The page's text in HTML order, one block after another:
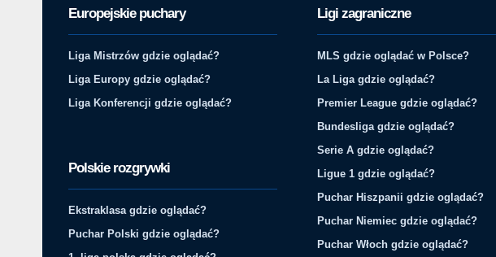
Europejskie puchary
Liga Mistrzów gdzie oglądać?
Liga Europy gdzie oglądać?
Liga Konferencji gdzie oglądać?
Polskie rozgrywki
Ekstraklasa gdzie oglądać?
Puchar Polski gdzie oglądać?
Ligi zagraniczne
MLS gdzie oglądać w Polsce?
La Liga gdzie oglądać?
Premier League gdzie oglądać?
Bundesliga gdzie oglądać?
Serie A gdzie oglądać?
Ligue 1 gdzie oglądać?
Puchar Hiszpanii gdzie oglądać?
Puchar Niemiec gdzie oglądać?
Puchar Włoch gdzie oglądać?